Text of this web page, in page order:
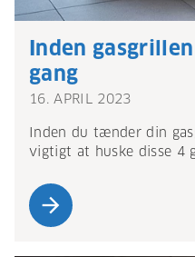
Inden
gang
16. APRIL 2023
Inden du tænder din
vigtigt at huske disse 4
arrow_forward